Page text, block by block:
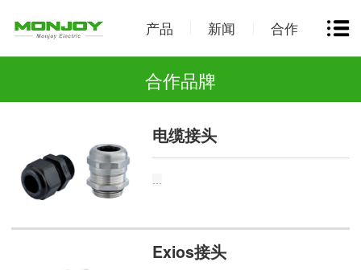
产品 新闻 合作
合作品牌
电缆接头
...
Exios接头